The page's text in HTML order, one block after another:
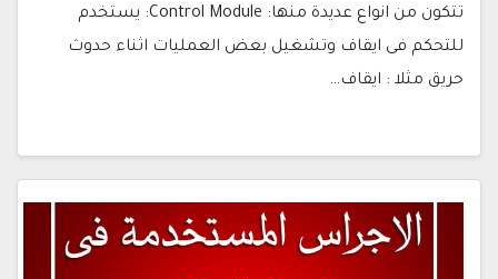
تتكون من انواع عديدة منها: Control Module: يستخدم
للتحكم فى ايقاف وتشغيل بعض العمليات اثناء حدوث
حريق مثلا : ايقاف…